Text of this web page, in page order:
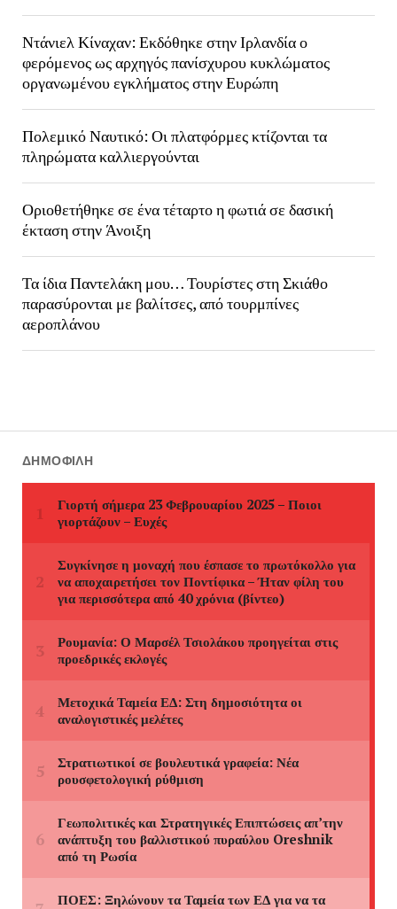
Ντάνιελ Κίναχαν: Εκδόθηκε στην Ιρλανδία ο
φερόμενος ως αρχηγός πανίσχυρου κυκλώματος
οργανωμένου εγκλήματος στην Ευρώπη
Πολεμικό Ναυτικό: Οι πλατφόρμες κτίζονται τα
πληρώματα καλλιεργούνται
Οριοθετήθηκε σε ένα τέταρτο η φωτιά σε δασική
έκταση στην Άνοιξη
Τα ίδια Παντελάκη μου… Τουρίστες στη Σκιάθο
παρασύρονται με βαλίτσες, από τουρμπίνες
αεροπλάνου
ΔΗΜΟΦΙΛΉ